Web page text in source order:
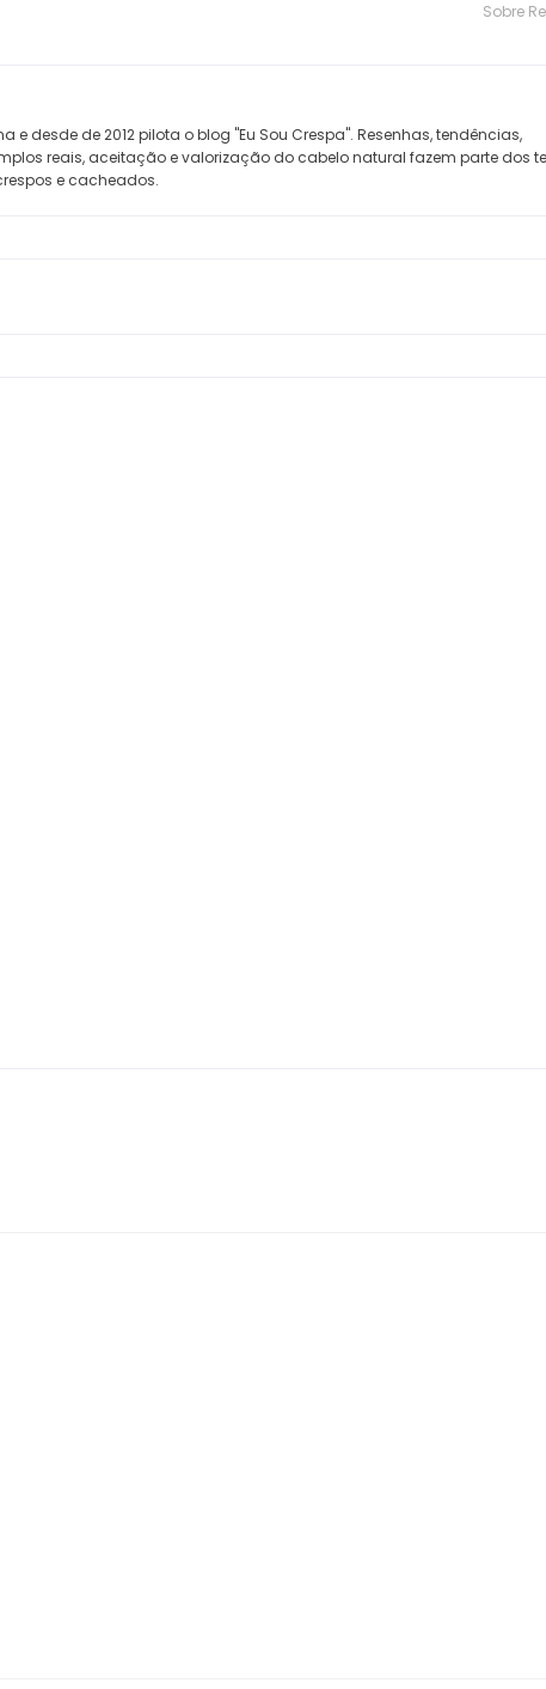
Sobre
desde de 2012 pilota o blog "Eu Sou Crespa". Resenhas, tendências,
reais, aceitação e valorização do cabelo natural fazem parte dos
e cacheados.